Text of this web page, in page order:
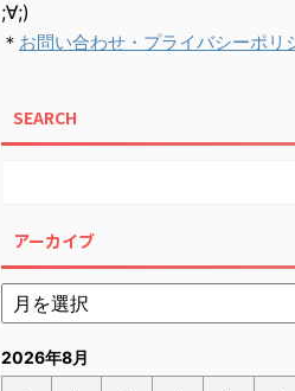
;∀;)
＊ お問い合わせ・プライバシーポリ
SEARCH
アーカイブ
2026年8月